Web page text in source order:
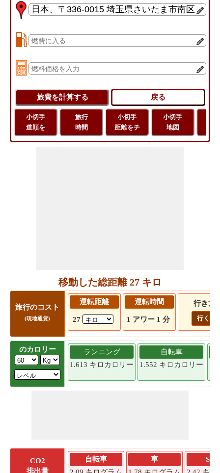
小切手
道順を
旅行
時間
小切手
距離をチ
小切手
地図
移動した総距離 27 キロ
旅行のコスト
(現地通貨)
運転距離
27
運転時間
1 アワー 1 分
行き方
行く!
のカロリー
ランニング
1.613 キロカロリー
自転車
1.552 キロカロリー
CO2
排出量
自転車
車
SUV